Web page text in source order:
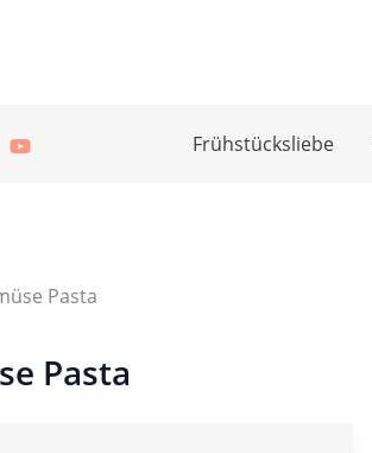
Frühstücksliebe
Pasta
Pasta